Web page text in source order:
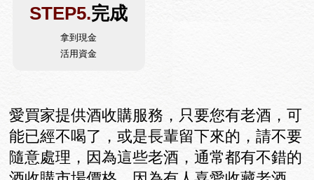
STEP5.完成
拿到現金
活用資金
愛買家提供酒收購服務，只要您有老酒，可
能已經不喝了，或是長輩留下來的，請不要
隨意處理，因為這些老酒，通常都有不錯的